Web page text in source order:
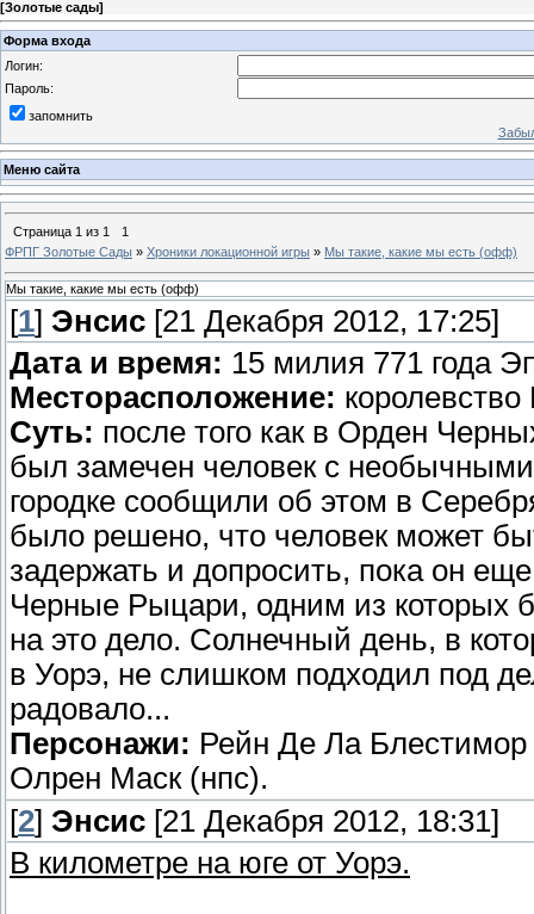
[Золотые сады]
Форма входа
Логин:
Пароль:
запомнить
Меню сайта
Страница 1 из 1
1
ФРПГ Золотые Сады » Хроники локационной игры » Мы такие, какие мы есть (офф)
Мы такие, какие мы есть (офф)
[1] Энсис [21 Декабря 2012, 17:25]
Дата и время: 15 милия 771 года
Месторасположение:
Суть: после того как в Орден
был замечен человек с
городке сообщили об этом в
было решено, что человек может
задержать и допросить, пока он
Черные Рыцари, одним из которых
на это дело. Солнечный день, в
в Уорэ, не слишком подходил под
радовало...
Персонажи: Рейн Де Ла
Олрен Маск (нпс).
[2] Энсис [21 Декабря 2012, 18:31]
В километре на юге от Уорэ.